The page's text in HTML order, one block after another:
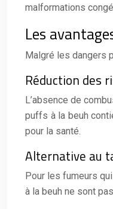
malformations
Les
Malgré les dangers
Réduction des
L’absence de
puffs à la beuh
pour la santé.
Alternative au
Pour les fumeurs
à la beuh ne sont